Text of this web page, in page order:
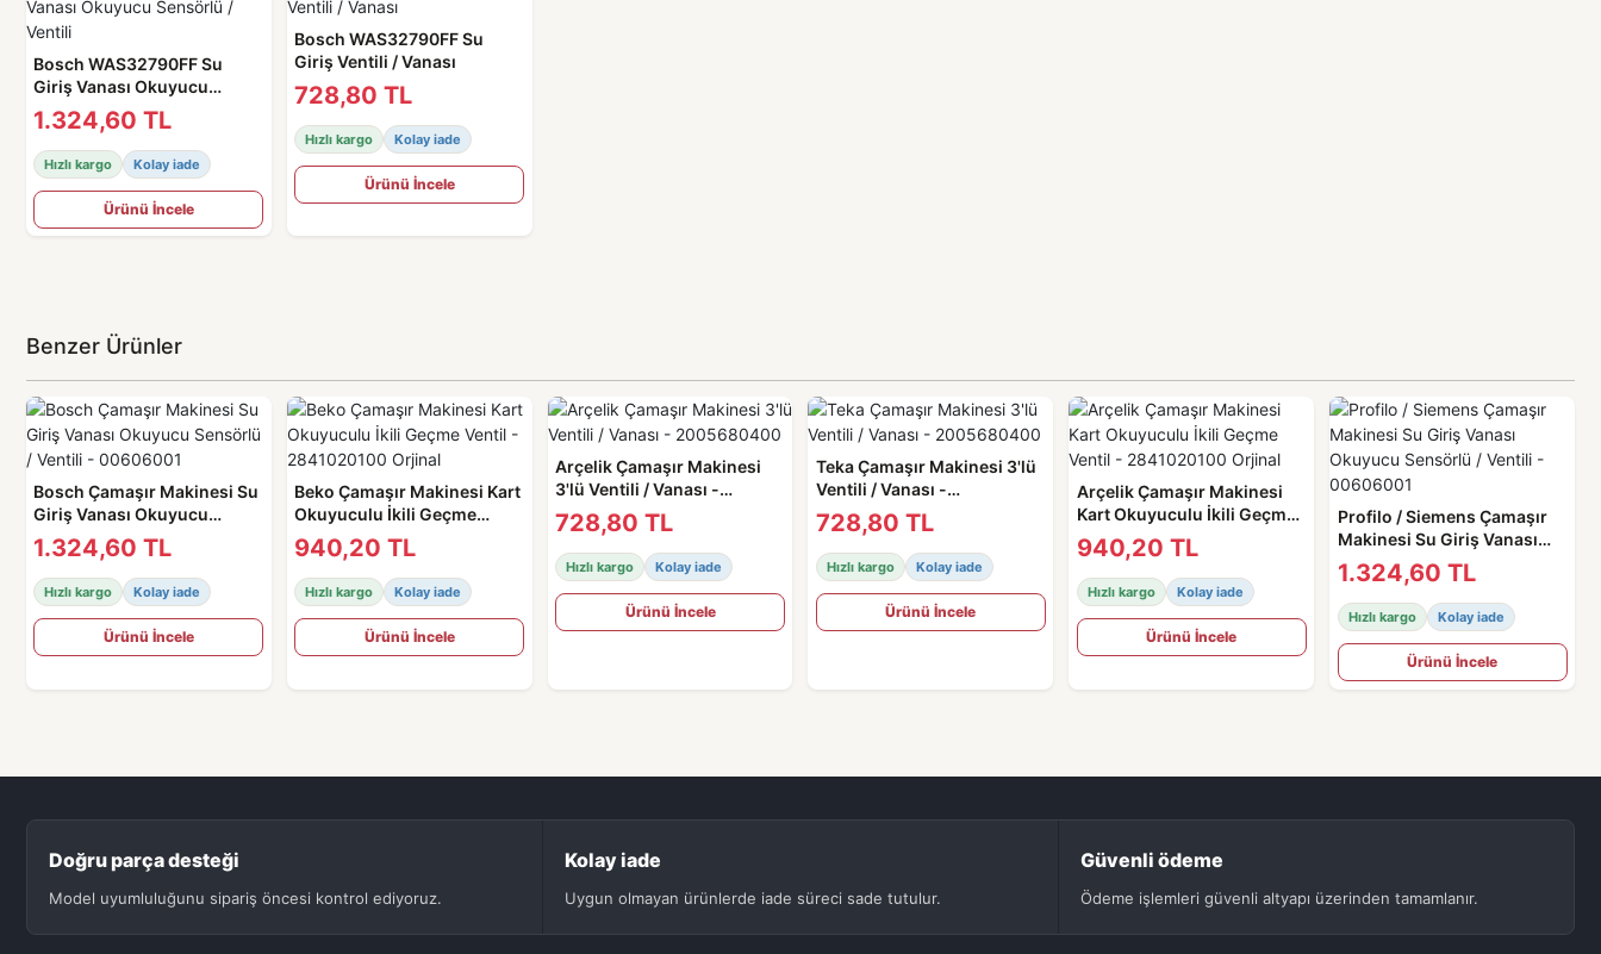
Bosch WAS32790FF Su
Giriş Vanası Okuyucu
Sensörlü / Ventili
1.324,60 TL
Hızlı kargo Kolay iade
Ürünü İncele
Bosch WAS32790FF Su
Giriş Ventili / Vanası
728,80 TL
Hızlı kargo Kolay iade
Ürünü İncele
Benzer Ürünler
Bosch Çamaşır Makinesi Su
Giriş Vanası Okuyucu
Sensörlü / Ventili -
00606001
1.324,60 TL
Hızlı kargo Kolay iade
Ürünü İncele
Beko Çamaşır Makinesi Kart
Okuyuculu İkili Geçme
Ventil - 2841020100 Orjinal
940,20 TL
Hızlı kargo Kolay iade
Ürünü İncele
Arçelik Çamaşır Makinesi
3'lü Ventili / Vanası -
2005680400
728,80 TL
Hızlı kargo Kolay iade
Ürünü İncele
Teka Çamaşır Makinesi 3'lü
Ventili / Vanası -
2005680400
728,80 TL
Hızlı kargo Kolay iade
Ürünü İncele
Arçelik Çamaşır Makinesi
Kart Okuyuculu İkili Geçme
Ventil - 2841020100 Orjinal
940,20 TL
Hızlı kargo Kolay iade
Ürünü İncele
Profilo / Siemens Çamaşır
Makinesi Su Giriş Vanası
Okuyucu Sensörlü / Ventili -
00606001
1.324,60 TL
Hızlı kargo Kolay iade
Ürünü İncele
Doğru parça desteği
Model uyumluluğunu sipariş öncesi kontrol ediyoruz.
Kolay iade
Uygun olmayan ürünlerde iade süreci sade tutulur.
Güvenli ödeme
Ödeme işlemleri güvenli altyapı üzerinden tamamlanır.